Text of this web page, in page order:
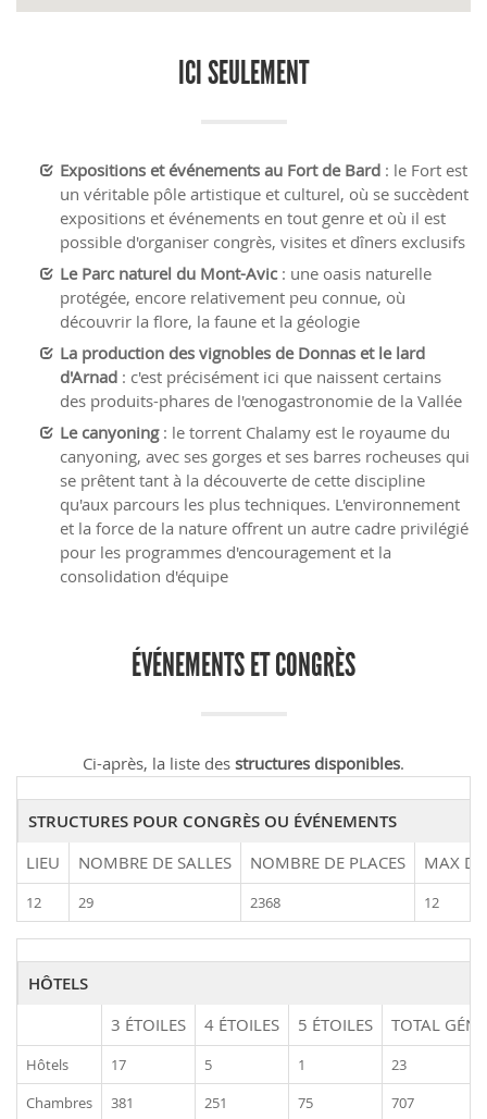
ICI SEULEMENT
Expositions et événements au Fort de Bard : le Fort est
un véritable pôle artistique et culturel, où se succèdent
expositions et événements en tout genre et où il est
possible d'organiser congrès, visites et dîners exclusifs
Le Parc naturel du Mont-Avic: une oasis naturelle
protégée, encore relativement peu connue, où
découvrir la flore, la faune et la géologie
La production des vignobles de Donnas et le lard
d'Arnad : c'est précisément ici que naissent certains
des produits-phares de l'œnogastronomie de la Vallée
Le canyoning: le torrent Chalamy est le royaume du
canyoning, avec ses gorges et ses barres rocheuses qui
se prêtent tant à la découverte de cette discipline
qu'aux parcours les plus techniques. L'environnement
et la force de la nature offrent un autre cadre privilégié
pour les programmes d'encouragement et la
consolidation d'équipe
ÉVÉNEMENTS ET CONGRÈS
Ci-après, la liste des structures disponibles.
STRUCTURES POUR CONGRÈS OU ÉVÉNEMENTS
LIEU NOMBRE DE SALLES NOMBRE DE PLACES MAX
12 29 2368 12
HÔTELS
3 ÉTOILES 4 ÉTOILES 5 ÉTOILES TOTAL
Hôtels 17 5 1
23
Chambres
381 251 75 707